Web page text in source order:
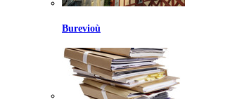
Burevioù